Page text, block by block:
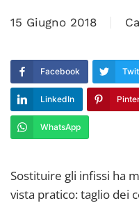
15 Giugno 2018
Facebook
LinkedIn
WhatsApp
Sostituire gli infissi ha
vista pratico: taglio dei